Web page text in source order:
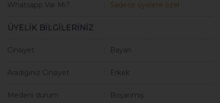
Whatsapp Var Mı? Sadece üyelere özel
ÜYELİK BİLGİLERİNİZ
Cinsiyet Bayan
Aradığınız Cinsiyet Erkek
Medeni durum Boşanmış